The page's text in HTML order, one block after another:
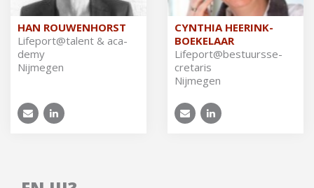
HAN ROUWENHORST
Li­fe­port@ta­lent & aca­
de­my
Nijmegen
CYNTHIA HEERINK-
BOEKELAAR
Li­fe­port@be­stuurs­se­
cre­ta­ris
Nijmegen